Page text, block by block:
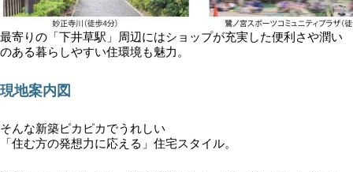
最寄りの「下井草駅」周辺にはショップが充実した便利さや潤い
のある暮らしやすい住環境も魅力。
現地案内図
そんな新築ピカピカでうれしい
「住む方の発想力に応える」住宅スタイル。